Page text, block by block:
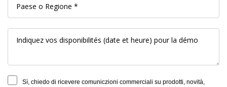
Sì, chiedo di ricevere comuniczioni commerciali su prodotti, novità,